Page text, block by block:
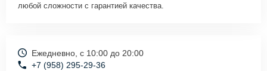
любой сложности с гарантией качества.
Ежедневно, с 10:00 до 20:00
+7 (958) 295-29-36